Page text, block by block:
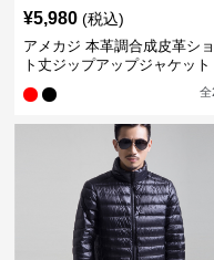
¥5,980 (税込)
アメカジ 本革調合成皮革シ
ト丈ジップアップジャケット
全